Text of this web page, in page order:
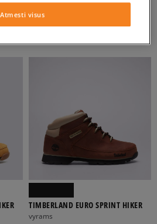
FILTRUOTI
ATŽYMĖTI VISUS
vyrams
TIMBERLAND EURO SPRINT HIKER
vyrams
Atmesti visus